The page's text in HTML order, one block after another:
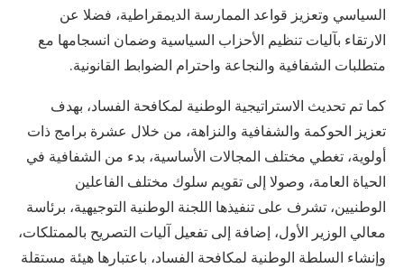
السياسي وتعزيز قواعد الممارسة الديمقراطية، فضلا عن
الارتقاء بآليات تنظيم الأحزاب السياسية وضمان انسجامها مع
متطلبات الشفافية والنجاعة واحترام الضوابط القانونية.
كما تم تحديث الاستراتيجية الوطنية لمكافحة الفساد، بهدف
تعزيز الحوكمة والشفافية والنزاهة، من خلال عشرة برامج ذات
أولوية، تغطي مختلف المجالات الأساسية، بدء من الشفافية في
الحياة العامة، وصولا إلى تقويم سلوك مختلف الفاعلين
الوطنيين، تشرف على تنفيذها اللجنة الوطنية التوجيهية، برئاسة
معالي الوزير الأول، إضافة إلى تفعيل آليات التصريح بالممتلكات،
وإنشاء السلطة الوطنية لمكافحة الفساد، باعتبارها هيئة مستقلة